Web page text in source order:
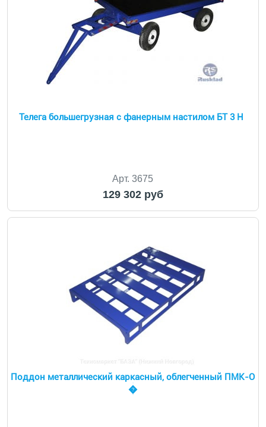
Телега большегрузная с фанерным настилом БТ 3 Н
Арт. 3675
129 302 руб
Поддон металлический каркасный, облегченный ПМК-О
�